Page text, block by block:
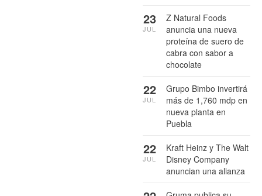
Z Natural Foods
anuncia una nueva
proteína de suero de
cabra con sabor a
chocolate
23
JUL
Grupo Bimbo invertirá
más de 1,760 mdp en
nueva planta en
Puebla
22
JUL
Kraft Heinz y The Walt
Disney Company
anuncian una alianza
22
JUL